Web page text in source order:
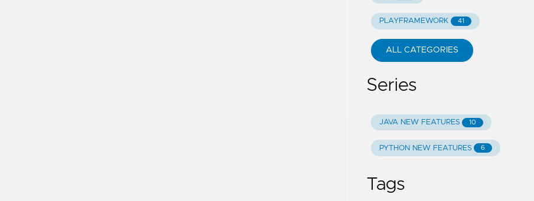
PLAYFRAMEWORK 41
ALL CATEGORIES
Series
JAVA NEW FEATURES 10
PYTHON NEW FEATURES 6
Tags